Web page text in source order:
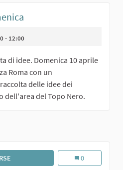
- 12:00
di idee. Domenica 10 aprile
Roma con un
delle idee dei
dell'area del Topo Nero.
Scuola
0